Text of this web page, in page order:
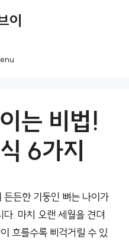
이
는 비법!
6가지
든든한 기둥인 뼈는 나이가
. 마치 오랜 세월을 견뎌
흐를수록 삐걱거릴 수 있